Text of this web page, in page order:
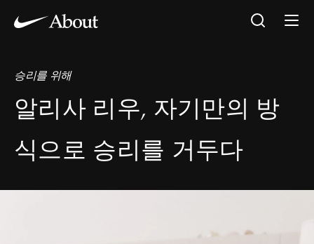
승리를 위해
알리사 리우, 자기만의 방
식으로 승리를 거두다